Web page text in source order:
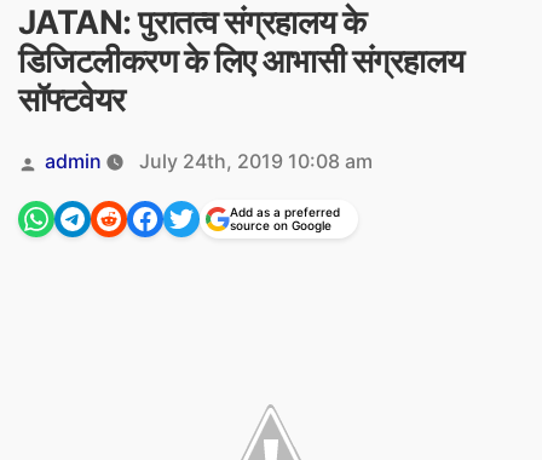
JATAN: पुरातत्व संग्रहालय के
डिजिटलीकरण के लिए आभासी संग्रहालय
सॉफ्टवेयर
Posted
by
admin July 24th, 2019 10:08 am
Add as a preferred
source on Google